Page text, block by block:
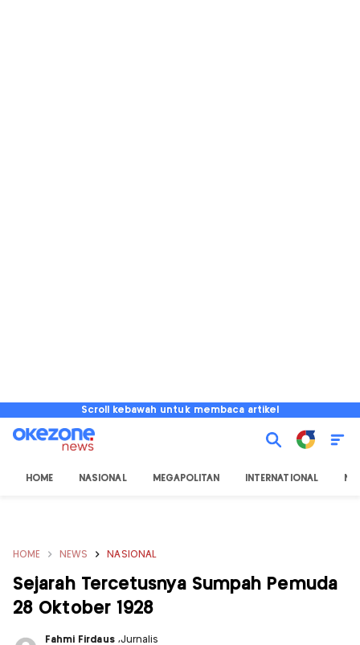
Scroll kebawah untuk membaca artikel
HOME NASIONAL MEGAPOLITAN INTERNATIONAL
HOME NEWS NASIONAL
Sejarah Tercetusnya Sumpah Pemuda
28 Oktober 1928
Fahmi Firdaus ,Jurnalis